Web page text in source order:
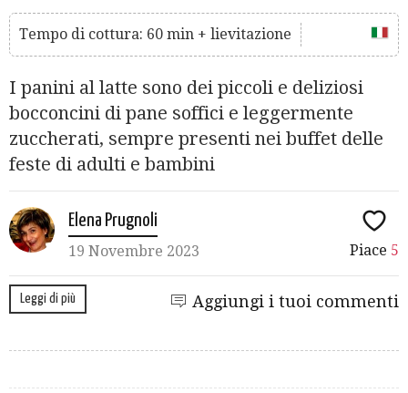
Tempo di cottura: 60 min + lievitazione
I panini al latte sono dei piccoli e deliziosi
bocconcini di pane soffici e leggermente
zuccherati, sempre presenti nei buffet delle
feste di adulti e bambini
Elena Prugnoli
19 Novembre 2023 Piace 5
Leggi di più Aggiungi i tuoi commenti